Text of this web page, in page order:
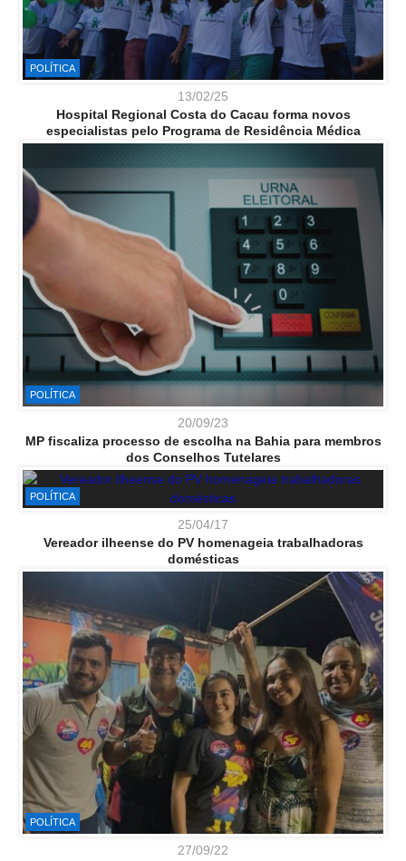
POLÍTICA
13/02/25
Hospital Regional Costa do Cacau forma novos
especialistas pelo Programa de Residência Médica
POLÍTICA
20/09/23
MP fiscaliza processo de escolha na Bahia para membros
dos Conselhos Tutelares
POLÍTICA
25/04/17
Vereador ilheense do PV homenageia trabalhadoras
domésticas
POLÍTICA
27/09/22